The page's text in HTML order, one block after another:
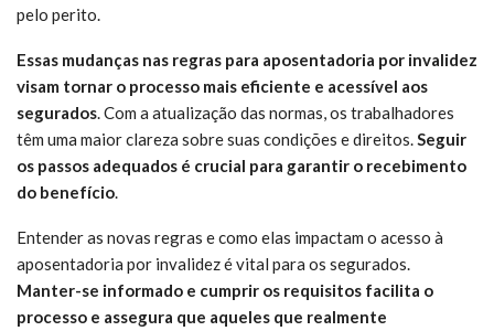
pelo perito.
Essas mudanças nas regras para aposentadoria por invalidez
visam tornar o processo mais eficiente e acessível aos
segurados . Com a atualização das normas, os trabalhadores
têm uma maior clareza sobre suas condições e direitos. Seguir
os passos adequados é crucial para garantir o recebimento
do benefício
Entender as novas regras e como elas impactam o acesso à
aposentadoria por invalidez é vital para os segurados.
Manter-se informado e cumprir os requisitos facilita o
processo e assegura que aqueles que realmente